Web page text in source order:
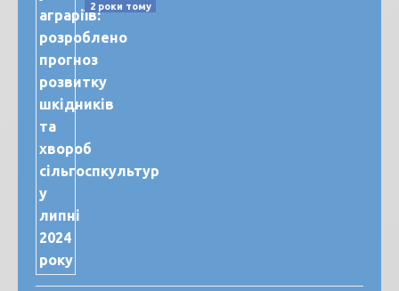
2 роки тому